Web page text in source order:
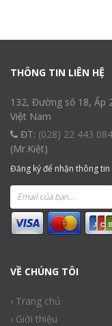
THÔNG TIN LIÊN HỆ
132, Đường số 18, Ấp
Việt Nam
ĐT: (028) 22 443 084
(Mr.Kiệt)
Đăng ký để nhận thông
VỀ CHÚNG TÔI
› Trang chủ
› Giới thiệu